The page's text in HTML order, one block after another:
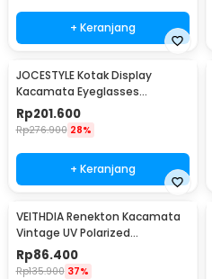
+ Keranjang
JOCESTYLE Kotak Display
Kacamata Eyeglasses
Sunglasses Box 12 Slot - SWK78
Rp201.600
Rp276.900 28%
+ Keranjang
VEITHDIA Renekton Kacamata
Vintage UV Polarized
Sunglasses - 2462
Rp86.400
Rp135.900 37%